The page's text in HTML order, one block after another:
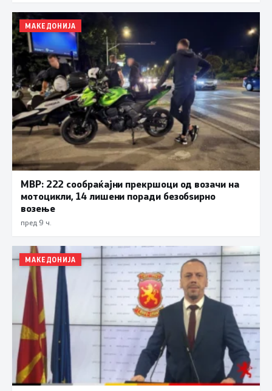
МАКЕДОНИЈА
МВР: 222 сообраќајни прекршоци од возачи на
мотоцикли, 14 лишени поради безобѕирно
возење
пред 9 ч.
МАКЕДОНИЈА